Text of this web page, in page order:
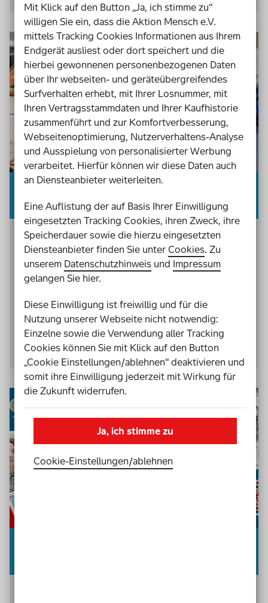
Die Welt wird digitaler und der Umgang mit
Technik immer selbstverständlicher. Umso
wichtiger, dass Kinder und Jugendliche einen Sinn
für diese Technik entwickeln. Ein erster Schritt
ist mit demTurtleCoderinklusiv möglich.
Mit dem TurtleCoder programmieren
Mit Klick auf den Button „Ja, ich stimme zu“
willigen Sie ein, dass die Aktion Mensch e.V.
mittels Tracking Cookies Informationen aus Ihrem
Endgerät ausliest oder dort speichert und die
hierbei gewonnenen personenbezogenen Daten
über Ihr webseiten- und geräteübergreifendes
Surfverhalten erhebt, mit Ihrer Losnummer, mit
Ihren Vertragsstammdaten und Ihrer Kaufhistorie
zusammenführt und zur Komfortverbesserung,
Webseitenoptimierung, Nutzerverhaltens-Analyse
und Ausspielung von personalisierter Werbung
verarbeitet. Hierfür können wir diese Daten auch
an Diensteanbieter weiterleiten.
Eine Auflistung der auf Basis Ihrer Einwilligung
eingesetzten Tracking Cookies, ihren Zweck, ihre
Speicherdauer sowie die hierzu eingesetzten
Diensteanbieter finden Sie unterCookies. Zu
unserem Datenschutzhinweis und Impressum
gelangen Sie hier.
Diese Einwilligung ist freiwillig und für die
Nutzung unserer Webseite nicht notwendig:
Einzelne sowie die Verwendung aller Tracking
Cookies können Sie mit Klick auf den Button
„Cookie Einstellungen/ablehnen“ deaktivieren und
somit ihre Einwilligung jederzeit mit Wirkung für
die Zukunft widerrufen.
Ja, ich stimme zu
Cookie-Einstellungen­/­ablehnen